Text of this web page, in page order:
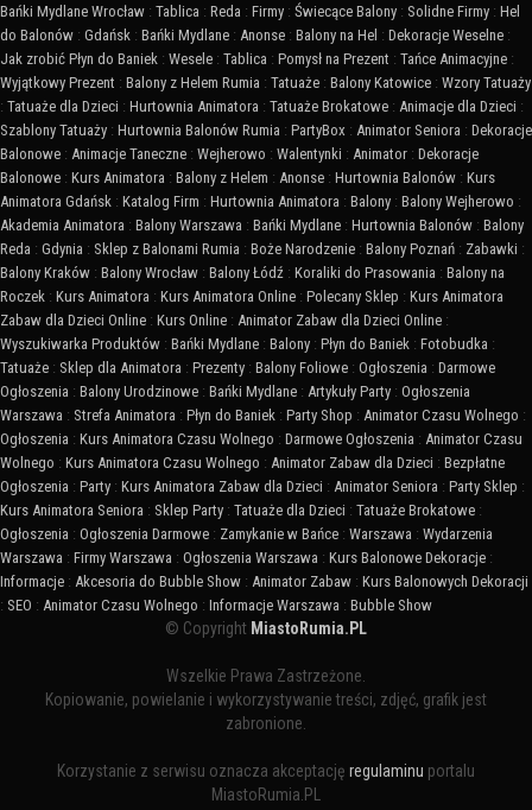
Bańki Mydlane Wrocław : Tablica : Reda : Firmy : Świecące Balony : Solidne Firmy : Hel
do Balonów : Gdańsk : Bańki Mydlane : Anonse : Balony na Hel : Dekoracje Weselne :
Jak zrobić Płyn do Baniek : Wesele : Tablica : Pomysł na Prezent : Tańce Animacyjne :
Wyjątkowy Prezent : Balony z Helem Rumia : Tatuaże : Balony Katowice : Wzory Tatuaży
: Tatuaże dla Dzieci : Hurtownia Animatora : Tatuaże Brokatowe : Animacje dla Dzieci :
Szablony Tatuaży : Hurtownia Balonów Rumia : PartyBox : Animator Seniora : Dekoracje
Balonowe : Animacje Taneczne : Wejherowo : Walentynki : Animator : Dekoracje
Balonowe : Kurs Animatora : Balony z Helem : Anonse : Hurtownia Balonów : Kurs
Animatora Gdańsk : Katalog Firm : Hurtownia Animatora : Balony : Balony Wejherowo :
Akademia Animatora : Balony Warszawa : Bańki Mydlane : Hurtownia Balonów : Balony
Reda : Gdynia : Sklep z Balonami Rumia : Boże Narodzenie : Balony Poznań : Zabawki :
Balony Kraków : Balony Wrocław : Balony Łódź : Koraliki do Prasowania : Balony na
Roczek : Kurs Animatora : Kurs Animatora Online : Polecany Sklep : Kurs Animatora
Zabaw dla Dzieci Online : Kurs Online : Animator Zabaw dla Dzieci Online :
Wyszukiwarka Produktów : Bańki Mydlane : Balony : Płyn do Baniek : Fotobudka :
Tatuaże : Sklep dla Animatora : Prezenty : Balony Foliowe : Ogłoszenia : Darmowe
Ogłoszenia : Balony Urodzinowe : Bańki Mydlane : Artykuły Party : Ogłoszenia
Warszawa : Strefa Animatora : Płyn do Baniek : Party Shop : Animator Czasu Wolnego :
Ogłoszenia : Kurs Animatora Czasu Wolnego : Darmowe Ogłoszenia : Animator Czasu
Wolnego : Kurs Animatora Czasu Wolnego : Animator Zabaw dla Dzieci : Bezpłatne
Ogłoszenia : Party : Kurs Animatora Zabaw dla Dzieci : Animator Seniora : Party Sklep :
Kurs Animatora Seniora : Sklep Party : Tatuaże dla Dzieci : Tatuaże Brokatowe :
Ogłoszenia : Ogłoszenia Darmowe : Zamykanie w Bańce : Warszawa : Wydarzenia
Warszawa : Firmy Warszawa : Ogłoszenia Warszawa : Kurs Balonowe Dekoracje :
Informacje : Akcesoria do Bubble Show : Animator Zabaw : Kurs Balonowych Dekoracji
: SEO : Animator Czasu Wolnego : Informacje Warszawa : Bubble Show
© Copyright MiastoRumia.PL
Wszelkie Prawa Zastrzeżone.
Kopiowanie, powielanie i wykorzystywanie treści, zdjęć, grafik jest
zabronione.
Korzystanie z serwisu oznacza akceptację regulaminu portalu
MiastoRumia.PL